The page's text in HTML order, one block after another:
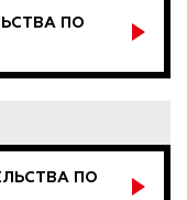
ПО
ПО